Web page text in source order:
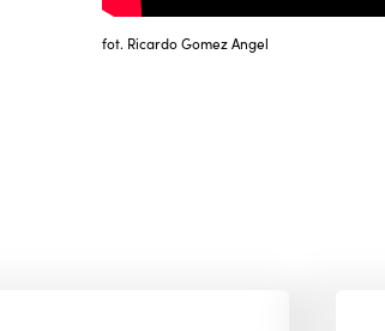
fot. Ricardo Gomez Angel